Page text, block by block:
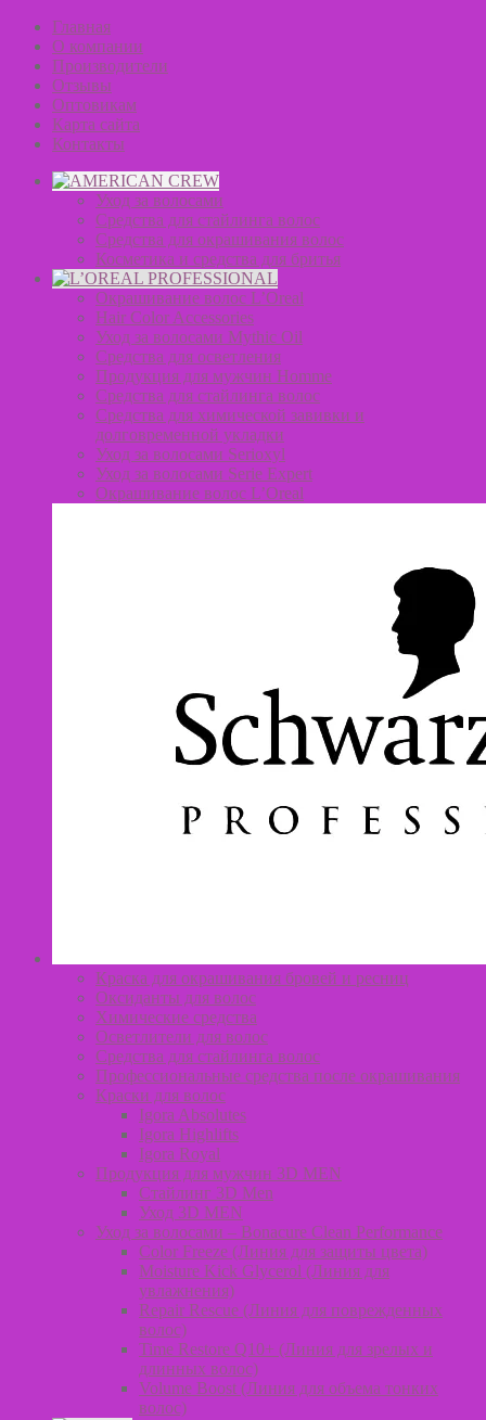
Главная
О компании
Производители
Отзывы
Оптовикам
Карта сайта
Контакты
Уход за волосами
Средства для стайлинга волос
Средства для окрашивания волос
Косметика и средства для бритья
Окрашивание волос L’Oreal
Hair Color Accessories
Уход за волосами Mythic Oil
Средства для осветления
Продукция для мужчин Homme
Средства для стайлинга волос
Средства для химической завивки и
долговременной укладки
Уход за волосами Serioxyl
Уход за волосами Serie Expert
Окрашивание волос L’Oreal
Краска для окрашивания бровей и ресниц
Оксиданты для волос
Химические средства
Осветлители для волос
Средства для стайлинга волос
Профессиональные средства после окрашивания
Краски для волос
Igora Absolutes
Igora Highlifts
Igora Royal
Продукция для мужчин 3D MEN
Стайлинг 3D Men
Уход 3D MEN
Уход за волосами – Bonacure Clean Performance
Color Freeze (Линия для защиты цвета)
Moisture Kick Glycerol (Линия для
увлажнения)
Repair Rescue (Линия для поврежденных
волос)
Time Restore Q10+ (Линия для зрелых и
длинных волос)
Volume Boost (Линия для объема тонких
волос)